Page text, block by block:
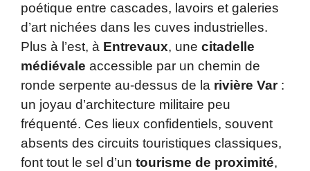
poétique entre cascades, lavoirs et galeries
d’art nichées dans les cuves industrielles.
Plus à l’est, à Entrevaux, une citadelle
médiévale accessible par un chemin de
ronde serpente au-dessus de la rivière Var:
un joyau d’architecture militaire peu
fréquenté. Ces lieux confidentiels, souvent
absents des circuits touristiques classiques,
font tout le sel d’un tourisme de proximité,